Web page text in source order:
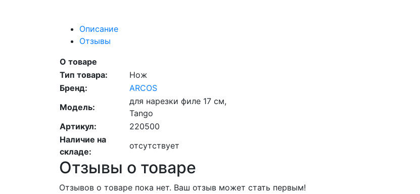
Описание
Отзывы
О товаре
Тип товара:
Нож
Бренд:
ARCOS
Модель:
для нарезки филе 17 см,
Tango
Артикул:
220500
Наличие на
складе:
отсутствует
Отзывы о товаре
Отзывов о товаре пока нет. Ваш отзыв может стать первым!